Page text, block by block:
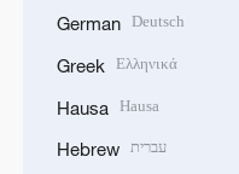
German Deutsch
Greek Ελληνικά
Hausa Hausa
Hebrew עברית